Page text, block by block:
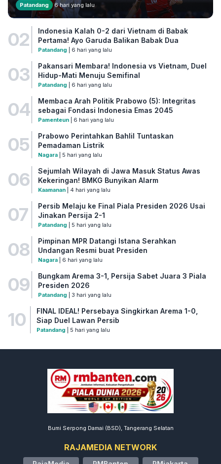
Patandang 6 hari yang lalu
02
Indonesia Kalah 0-2 dari Vietnam di Babak
Pertama! Ayo Garuda Balikan Babak Dua
Patandang | 6 hari yang lalu
03
Pakansari Membara! Indonesia vs Vietnam, Duel
Hidup-Mati Menuju Semifinal
Patandang | 6 hari yang lalu
04
Membaca Arah Politik Prabowo (5): Integritas
sebagai Fondasi Indonesia Emas 2045
Pamenteun| 6 hari yang lalu
05
Prabowo Perintahkan Bahlil Tuntaskan
Pemadaman Listrik
Nagara| 5 hari yang lalu
06
Sejumlah Wilayah di Jawa Masuk Status Awas
Kekeringan! BMKG Bunyikan Alarm
Kaamanan| 4 hari yang lalu
07
Persib Melaju ke Final Piala Presiden 2026 Usai
Jinakan Persija 2-1
Patandang | 5 hari yang lalu
08
Pimpinan MPR Datangi Istana Serahkan
Undangan Resmi buat Presiden
Nagara| 6 hari yang lalu
09
Bungkam Arema 3-1, Persija Sabet Juara 3 Piala
Presiden 2026
Patandang | 3 hari yang lalu
10
FINAL IDEAL! Persebaya Singkirkan Arema 1-0,
Siap Duel Lawan Persib
Patandang | 5 hari yang lalu
Bumi Serpong Damai (BSD), Tangerang Selatan
RAJAMEDIA NETWORK